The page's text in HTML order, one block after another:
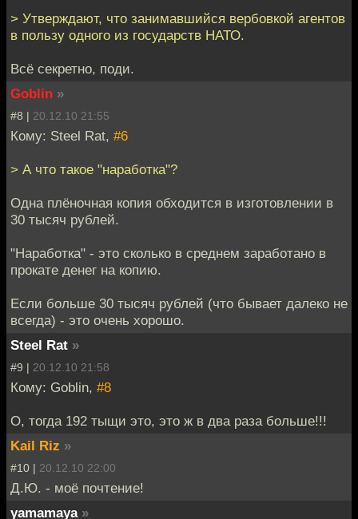
> Утверждают, что занимавшийся вербовкой агентов
в пользу одного из государств НАТО.
Всё секретно, поди.
Goblin »
#8 | 20.12.10 21:55
Кому: Steel Rat, #6
> А что такое "наработка"?
Одна плёночная копия обходится в изготовлении в
30 тысяч рублей.
"Наработка" - это сколько в среднем заработано в
прокате денег на копию.
Если больше 30 тысяч рублей (что бывает далеко не
всегда) - это очень хорошо.
Steel Rat »
#9 | 20.12.10 21:58
Кому: Goblin, #8
О, тогда 192 тыщи это, это ж в два раза больше!!!
Kail Riz »
#10 | 20.12.10 22:00
Д.Ю. - моё почтение!
yamamaya »